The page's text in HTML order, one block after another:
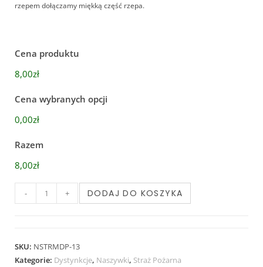
rzepem dołączamy miękką część rzepa.
Cena produktu
8,00zł
Cena wybranych opcji
0,00zł
Razem
8,00zł
- + DODAJ DO KOSZYKA
SKU: NSTRMDP-13
Kategorie: Dystynkcje, Naszywki, Straż Pożarna